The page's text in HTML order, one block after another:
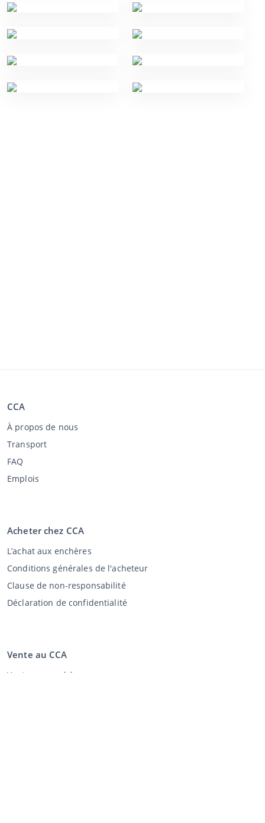
CCA
À propos de nous
Transport
FAQ
Emplois
Acheter chez CCA
L’achat aux enchères
Conditions générales de l'acheteur
Clause de non-responsabilité
Déclaration de confidentialité
Vente au CCA
Vente aux enchères